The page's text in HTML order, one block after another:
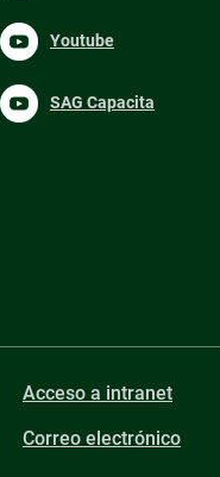
Youtube
SAG Capacita
Acceso a intranet
Correo electrónico